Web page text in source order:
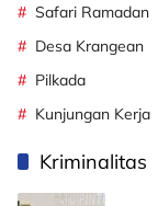
Safari Ramadan
Desa Krangean
Pilkada
Kunjungan Kerja
Kriminalitas